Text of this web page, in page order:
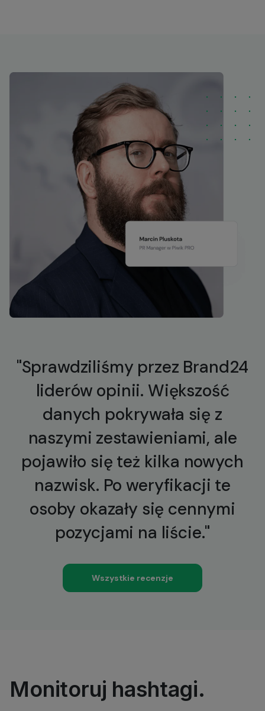
"Sprawdziliśmy przez Brand24
liderów opinii. Większość
danych pokrywała się z
naszymi zestawieniami, ale
pojawiło się też kilka nowych
nazwisk. Po weryfikacji te
osoby okazały się cennymi
pozycjami na liście."
Wszystkie recenzje
Monitoruj hashtagi.